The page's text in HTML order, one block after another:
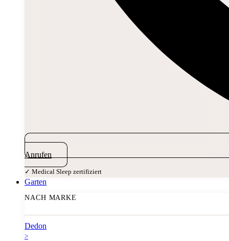
Anrufen
✓ Medical Sleep zertifiziert
Garten
NACH MARKE
Dedon
>